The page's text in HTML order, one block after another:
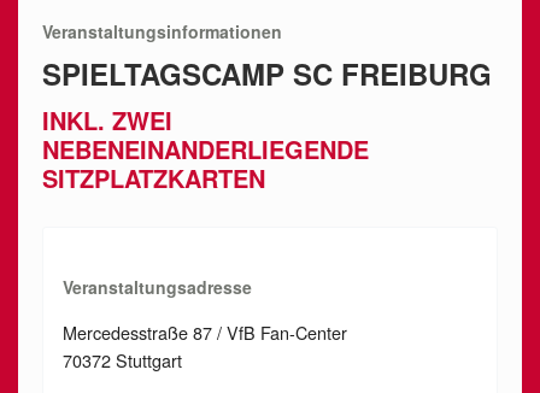
Veranstaltungsinformationen
SPIELTAGSCAMP SC FREIBURG
INKL. ZWEI
NEBENEINANDERLIEGENDE
SITZPLATZKARTEN
Veranstaltungsadresse
Mercedesstraße 87 / VfB Fan-Center
70372 Stuttgart